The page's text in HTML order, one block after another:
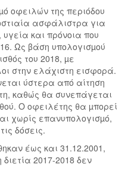
οφειλών της περιόδου
ασφάλιστρα για
υγεία και πρόνοια που
Ως βάση υπολογισµού
του 2018, µε
στην ελάχιστη εισφορά.
ύστερα από αίτηση
καθώς θα συνεπάγεται
Ο οφειλέτης θα µπορεί
χωρίς επανυπολογισµό,
δόσεις.
έως και 31.12.2001,
2017-2018 δεν